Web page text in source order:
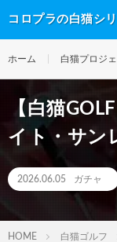
コロプラの白猫シ
ホーム 白猫プロジェ
【白猫
イト・サン
2026.06.05 ガチャ
HOME 白猫ゴルフ